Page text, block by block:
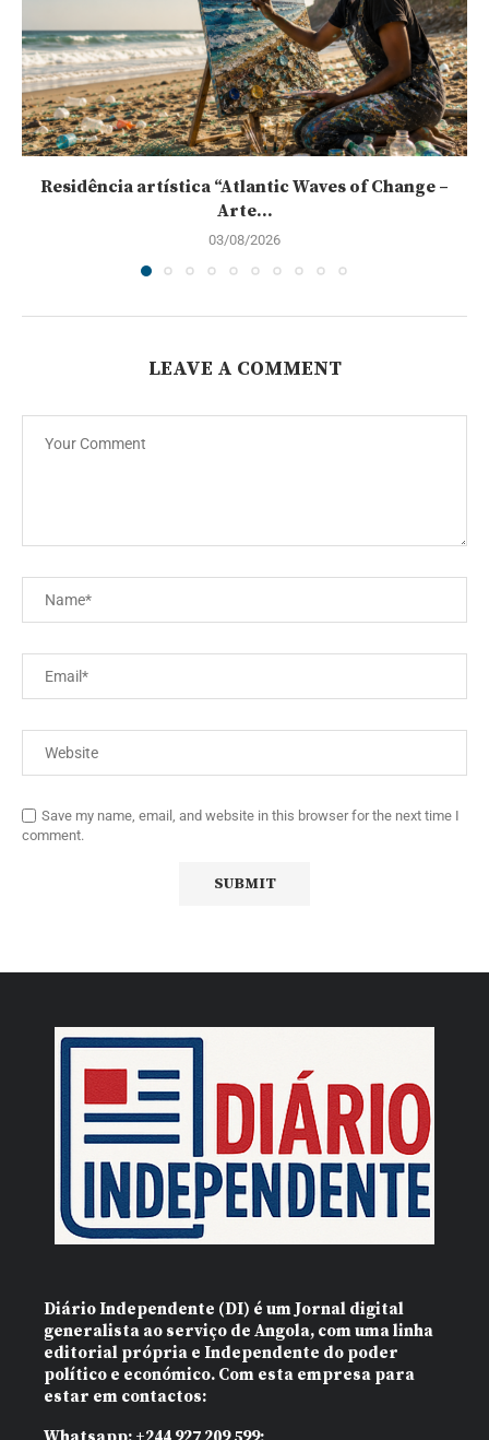
Residência artística “Atlantic Waves of Change –
Arte...
03/08/2026
LEAVE A COMMENT
Save my name, email, and website in this browser for the next time I
comment.
Diário Independente (DI) é um Jornal digital
generalista ao serviço de Angola, com uma linha
editorial própria e Independente do poder
político e económico. Com esta empresa para
estar em contactos: